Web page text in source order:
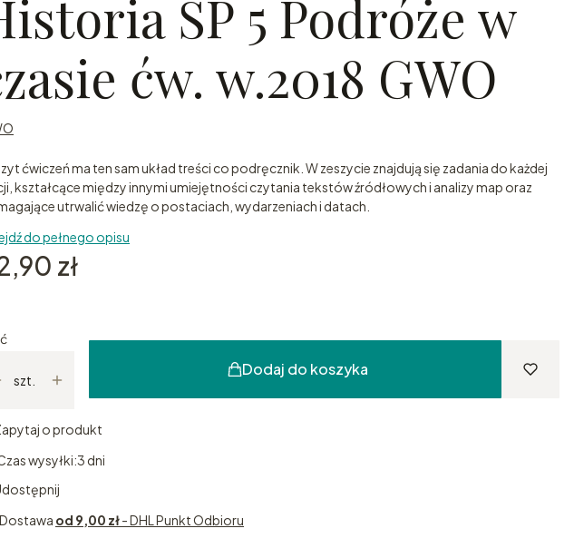
SP 5 Podróże w
ćw. w.2018 GWO
ćwiczeń ma ten sam układ treści co podręcznik. W zeszycie znajdują się zadania do każdej
kształcące między innymi umiejętności czytania tekstów źródłowych i analizy map oraz
utrwalić wiedzę o postaciach, wydarzeniach i datach.
do pełnego opisu
zł
szt.
Dodaj do koszyka
o produkt
wysyłki:3 dni
Dostawa od 9,00 zł- DHL Punkt Odbioru